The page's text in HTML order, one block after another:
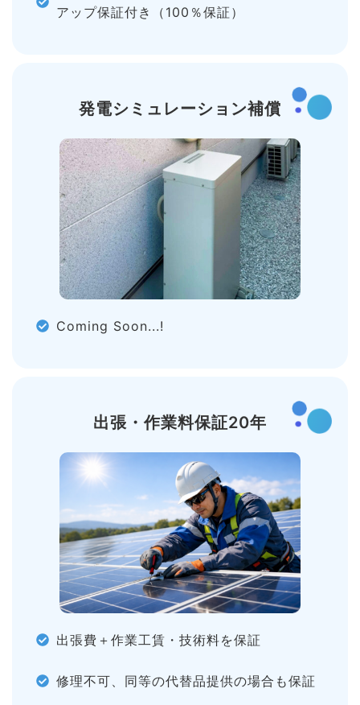
アップ保証付き（100％保証）
発電シミュレーション補償
Coming Soon...!
出張・作業料保証20年
出張費＋作業工賃・技術料を保証
修理不可、同等の代替品提供の場合も保証